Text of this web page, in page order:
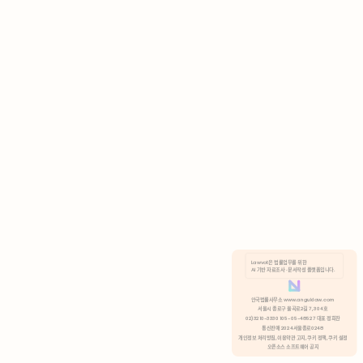
분석 쿠키 허용
Lawvot은 법률업무를 위한
AI 기반 자료조사 · 문서작성 플랫폼입니다.
안국법률사무소 www.anguklaw.com
서울시 종로구 율곡로2길 7, 304호
02)3210-3330 105-05-48527 대표 정희찬
통신판매 2024서울종로0248
개인정보 처리방침, 이용약관 고지, 쿠키 정책, 쿠키 설정
오픈소스 소프트웨어 공지